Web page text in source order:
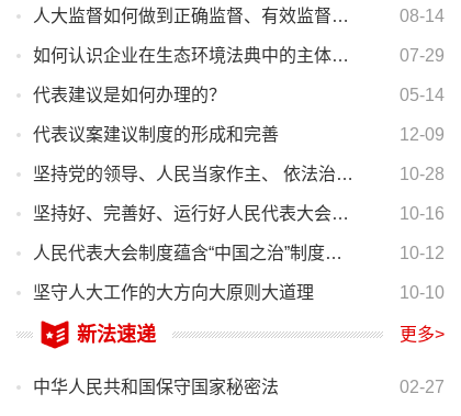
人大监督如何做到正确监督、有效监督、依法监督 08-14
如何认识企业在生态环境法典中的主体责任 07-29
代表建议是如何办理的？ 05-14
代表议案建议制度的形成和完善 12-09
坚持党的领导、人民当家作主、 依法治国有机统一的根本政治制度安排 10-28
坚持好、完善好、运行好人民代表大会制度 10-16
人民代表大会制度蕴含“中国之治”制度密码——国际社会眼中的人民代表大会制度 10-12
坚守人大工作的大方向大原则大道理 10-10
新法速递 更多>
中华人民共和国保守国家秘密法 02-27